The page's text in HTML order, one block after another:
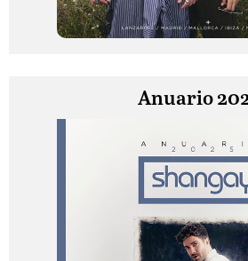
Anuario